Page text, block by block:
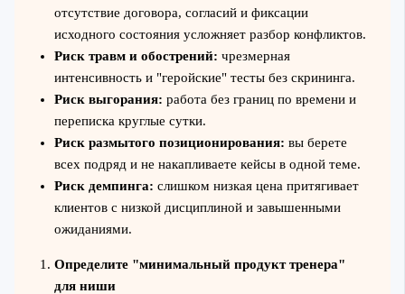
отсутствие договора, согласий и фиксации
исходного состояния усложняет разбор конфликтов.
Риск травм и обострений: чрезмерная
интенсивность и "геройские" тесты без скрининга.
Риск выгорания: работа без границ по времени и
переписка круглые сутки.
Риск размытого позиционирования: вы берете
всех подряд и не накапливаете кейсы в одной теме.
Риск демпинга: слишком низкая цена притягивает
клиентов с низкой дисциплиной и завышенными
ожиданиями.
Определите "минимальный продукт тренера"
для ниши